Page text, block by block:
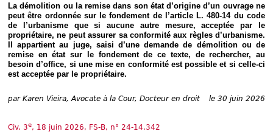
La démolition ou la remise dans son état d’origine d’un ouvrage ne
peut être ordonnée sur le fondement de l’article L. 480-14 du code
de l’urbanisme que si aucune autre mesure, acceptée par le
propriétaire, ne peut assurer sa conformité aux règles d’urbanisme.
Il appartient au juge, saisi d’une demande de démolition ou de
remise en état sur le fondement de ce texte, de rechercher, au
besoin d’office, si une mise en conformité est possible et si celle-ci
est acceptée par le propriétaire.
par Karen Vieira, Avocate à la Cour, Docteur en droit le 30 juin 2026
Civ. 3e, 18 juin 2026, FS-B, n° 24-14.342